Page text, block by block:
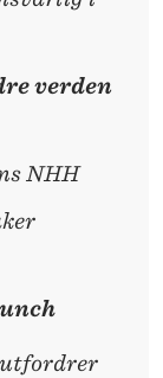
verden
NHH
utfordrer